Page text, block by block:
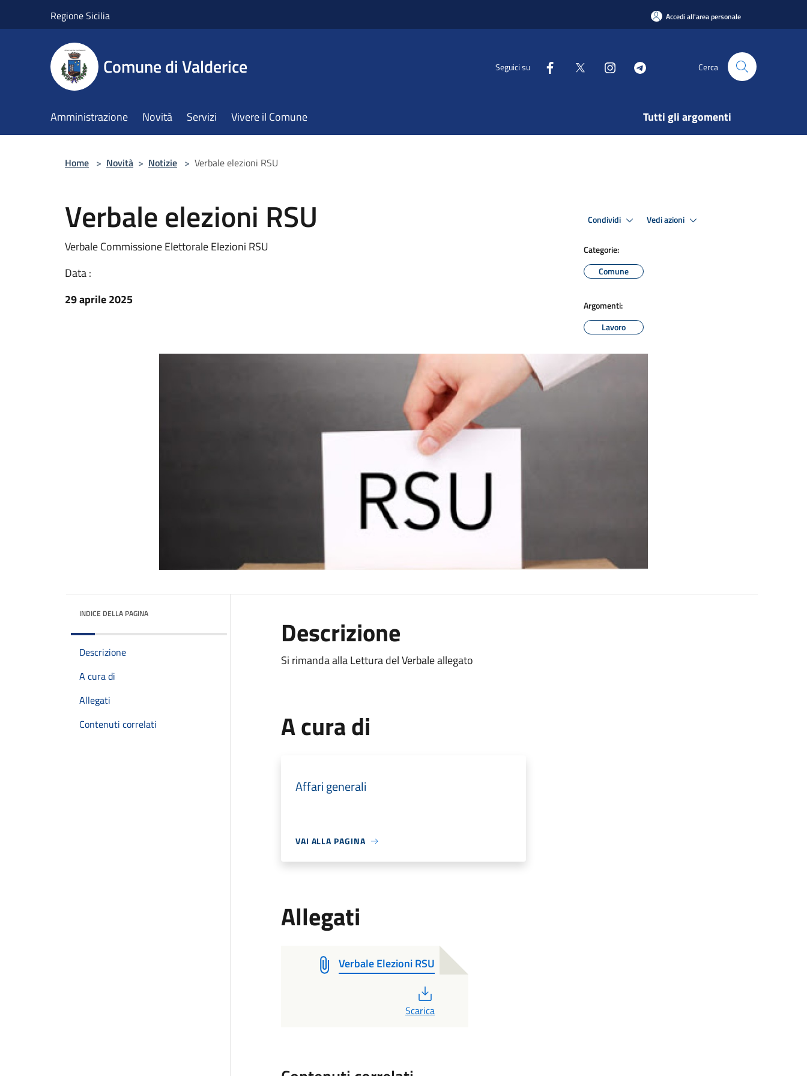
Regione Sicilia Accedi all'area personale
Comune di Valderice Seguici su Cerca
Amministrazione Novità Servizi Vivere il Comune Tutti gli argomenti
Home > Novità > Notizie > Verbale elezioni RSU
Verbale elezioni RSU
Verbale Commissione Elettorale Elezioni RSU
Data :
29 aprile 2025
Condividi Vedi azioni
Categorie:
Comune
Argomenti:
Lavoro
INDICE DELLA PAGINA
Descrizione
A cura di
Allegati
Contenuti correlati
Descrizione
Si rimanda alla Lettura del Verbale allegato
A cura di
Affari generali
VAI ALLA PAGINA
Allegati
Verbale Elezioni RSU
Scarica